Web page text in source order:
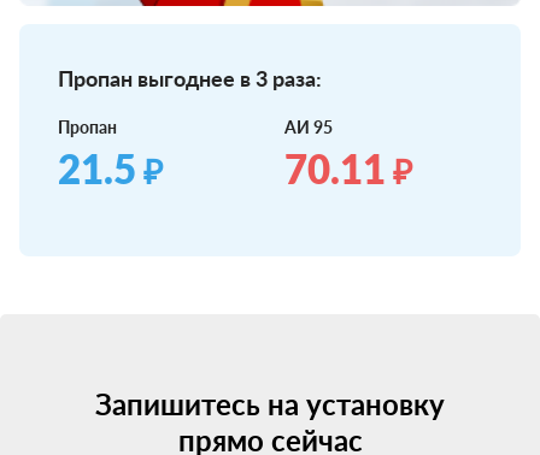
Пропан выгоднее в 3 раза:
Пропан
21.5 ₽
АИ 95
70.11 ₽
Запишитесь на установку
прямо сейчас